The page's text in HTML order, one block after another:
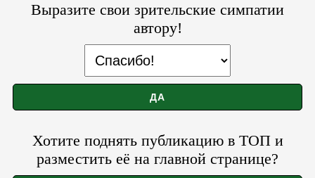
Выразите свои зрительские симпатии
автору!
Хотите поднять публикацию в ТОП и
разместить её на главной странице?